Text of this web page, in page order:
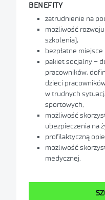
BENEFITY
zatrudnienie na
możliwość
szkolenia),
bezpłatne
pakiet socjalny –
pracowników,
dzieci
w trudnych
sportowych,
możliwość
ubezpieczenia na
profilaktyczną
możliwość
medycznej.